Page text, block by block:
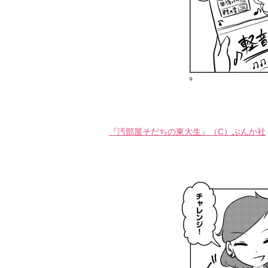
『汚部屋そだちの東大生』（C）ぶんか社